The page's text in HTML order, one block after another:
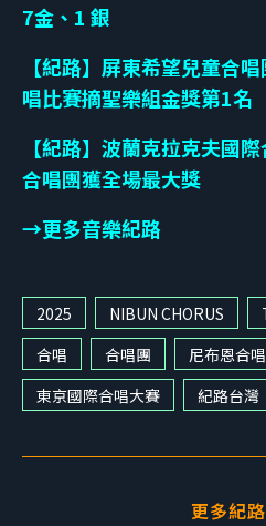
7金、1 銀
【紀路】屏東希望兒童合
唱比賽摘聖樂組金獎第1名
【紀路】波蘭克拉克夫國
合唱團獲全場最大獎
→更多音樂紀路
2025 NIBUN CHORUS
合唱
合唱團 尼布恩合
東京國際合唱大賽
紀路台灣
更多紀